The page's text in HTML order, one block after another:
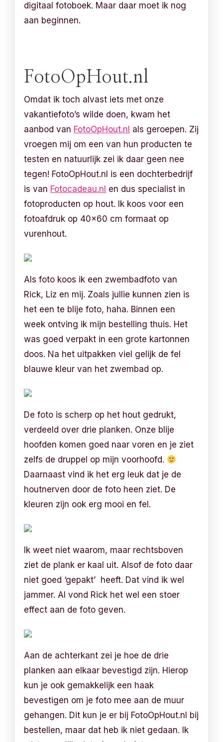
digitaal fotoboek. Maar daar moet ik nog
aan beginnen.
FotoOpHout.nl
Omdat ik toch alvast iets met onze
vakantiefoto’s wilde doen, kwam het
aanbod van FotoOpHout.nl als geroepen. Zij
vroegen mij om een van hun producten te
testen en natuurlijk zei ik daar geen nee
tegen! FotoOpHout.nl is een dochterbedrijf
is van Fotocadeau.nl en dus specialist in
fotoproducten op hout. Ik koos voor een
fotoafdruk op 40×60 cm formaat op
vurenhout.
Als foto koos ik een zwembadfoto van
Rick, Liz en mij. Zoals jullie kunnen zien is
het een te blije foto, haha. Binnen een
week ontving ik mijn bestelling thuis. Het
was goed verpakt in een grote kartonnen
doos. Na het uitpakken viel gelijk de fel
blauwe kleur van het zwembad op.
De foto is scherp op het hout gedrukt,
verdeeld over drie planken. Onze blije
hoofden komen goed naar voren en je ziet
zelfs de druppel op mijn voorhoofd.
Daarnaast vind ik het erg leuk dat je de
houtnerven door de foto heen ziet. De
kleuren zijn ook erg mooi en fel.
Ik weet niet waarom, maar rechtsboven
ziet de plank er kaal uit. Alsof de foto daar
niet goed ‘gepakt’ heeft. Dat vind ik wel
jammer. Al vond Rick het wel een stoer
effect aan de foto geven.
Aan de achterkant zei je hoe de drie
planken aan elkaar bevestigd zijn. Hierop
kun je ook gemakkelijk een haak
bevestigen om je foto mee aan de muur
gehangen. Dit kun je er bij FotoOpHout.nl bij
bestellen, maar dat heb ik niet gedaan. Ik